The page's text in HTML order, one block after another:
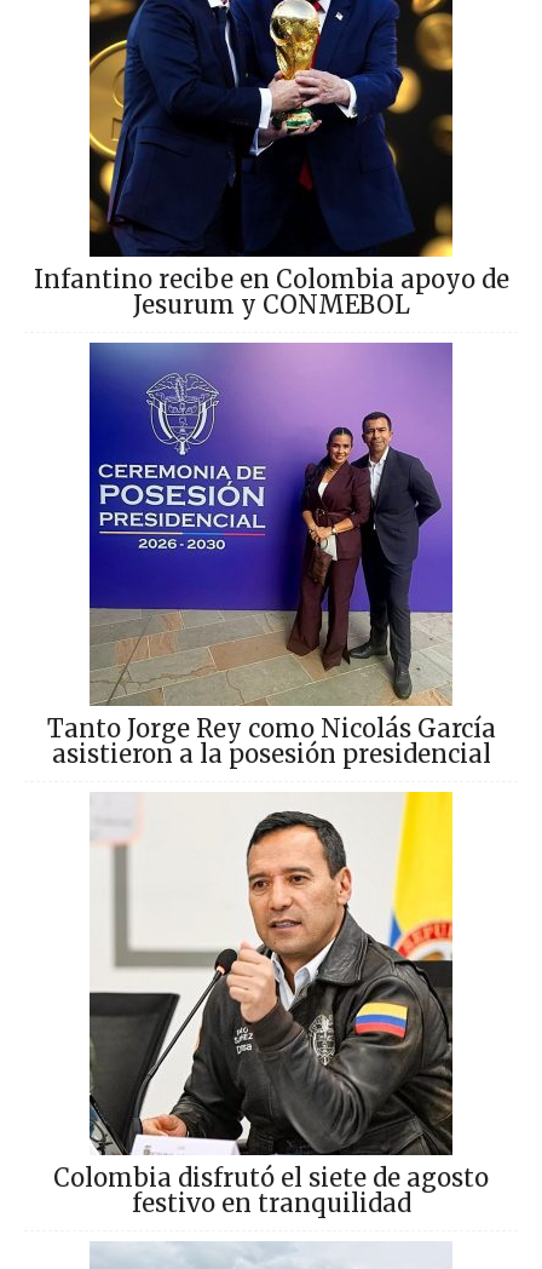
Infantino recibe en Colombia apoyo de
Jesurum y CONMEBOL
Tanto Jorge Rey como Nicolás García
asistieron a la posesión presidencial
Colombia disfrutó el siete de agosto
festivo en tranquilidad